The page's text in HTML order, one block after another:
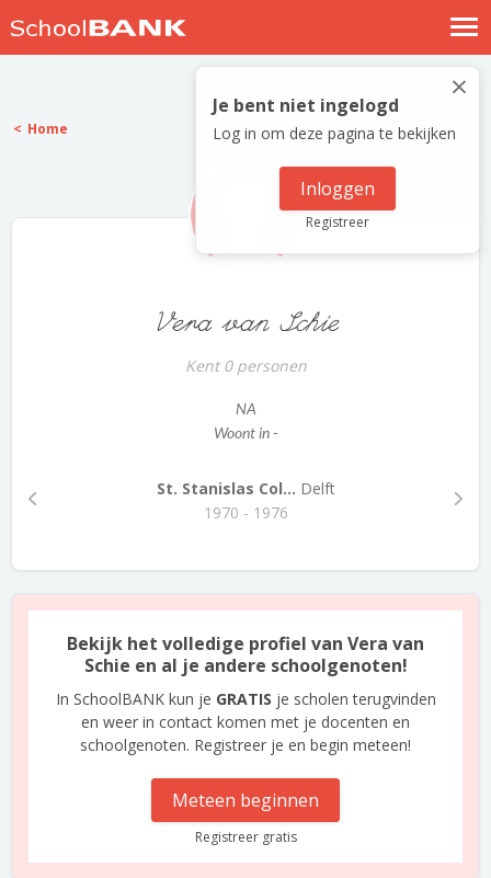
Nostalgische verhalen
Log in
Meld je gratis aan
×
Je bent niet ingelogd
Log in om deze pagina te bekijken
Inloggen
Registreer
Home
Vera van Schie
Kent 0 personen
NA
Woont in -
St. Stanislas Col... Delft
1970 - 1976
Bekijk het volledige profiel van Vera van
Schie en al je andere schoolgenoten!
In SchoolBANK kun je GRATIS je scholen terugvinden
en weer in contact komen met je docenten en
schoolgenoten. Registreer je en begin meteen!
Meteen beginnen
Registreer gratis